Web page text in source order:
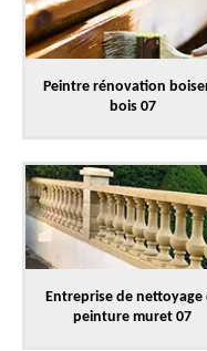
Peintre rénovation
bois 07
Entreprise de nettoyage
peinture muret 07